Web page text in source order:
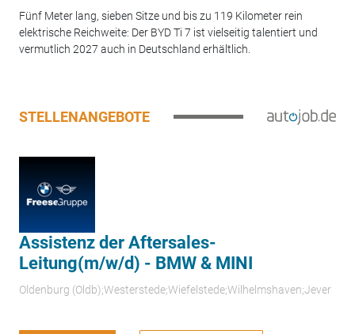
Fünf Meter lang, sieben Sitze und bis zu 119 Kilometer rein
elektrische Reichweite: Der BYD Ti 7 ist vielseitig talentiert und
vermutlich 2027 auch in Deutschland erhältlich.
STELLENANGEBOTE
Assistenz der Aftersales-
Leitung(m/w/d) - BMW & MINI
Oldenburg (Oldb);Westerstede;Wiefelstede;Wilhelmshaven;Jever